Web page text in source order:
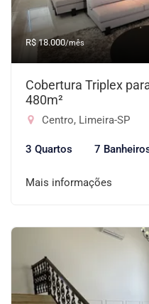
R$ 18.000/mês
Cobertura Triplex
480m²
Centro, Limeira-SP
3 Quartos 7
Mais informações